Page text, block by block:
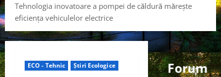
Tehnologia inovatoare a pompei de căldură mărește
eficiența vehiculelor electrice
ECO - Tehnic Știri Ecologice
Forum